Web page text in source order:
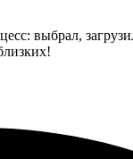
выбрал,